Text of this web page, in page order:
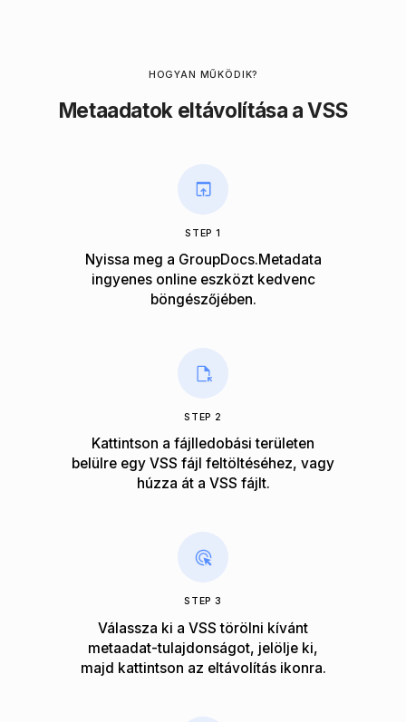
HOGYAN MŰKÖDIK?
Metaadatok eltávolítása a VSS
STEP 1
Nyissa meg a GroupDocs.Metadata
ingyenes online eszközt kedvenc
böngészőjében.
STEP 2
Kattintson a fájlledobási területen
belülre egy VSS fájl feltöltéséhez, vagy
húzza át a VSS fájlt.
STEP 3
Válassza ki a VSS törölni kívánt
metaadat-tulajdonságot, jelölje ki,
majd kattintson az eltávolítás ikonra.